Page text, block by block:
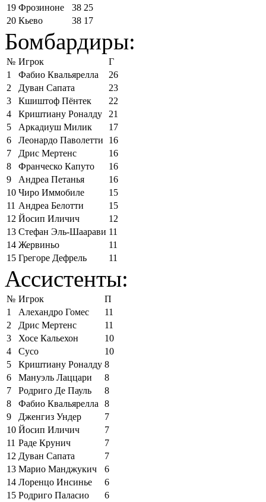
19 Фрозиноне 38 25
20 Кьево 38 17
Бомбардиры:
№ Игрок
Г
1
Фабио Квальярелла
26
2
Дуван Сапата
23
3
Кшиштоф Пёнтек
22
4
Криштиану Роналду
21
5
Аркадиуш Милик
17
6
Леонардо Паволетти
16
7
Дрис Мертенс
16
8
Франческо Капуто
16
9
Андреа Петанья
16
10 Чиро Иммобиле
15
11 Андреа Белотти
15
12 Йосип Иличич
12
13 Стефан Эль-Шаарави 11
14 Жервиньо
11
15 Грегоре Дефрель 11
Ассистенты:
№ Игрок
П
1
Алехандро Гомес
11
2
Дрис Мертенс
11
3
Хосе Кальехон
10
4
Сусо
10
5
Криштиану Роналду 8
6
Мануэль Лаццари
8
7
Родриго Де Пауль
8
8
Фабио Квальярелла
8
9
Дженгиз Ундер
7
10 Йосип Иличич
7
11 Раде Крунич
7
12 Дуван Сапата
7
13 Марио Манджукич
6
14 Лоренцо Инсинье
6
15 Родриго Паласио 6